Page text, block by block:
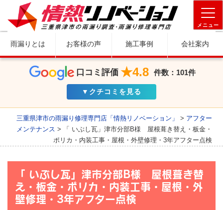
メニュー
雨漏りとは お客様の声 施工事例 会社案内
口コミ評価 ★4.8 件数：101件
▼クチコミを見る
三重県津市の雨漏り修理専門店「情熱リノベーション」 > アフター
メンテナンス >
「 いぶし瓦」津市分部B様 屋根葺き替え・板金・
ポリカ・内装工事・屋根・外壁修理・3年アフター点検
「 いぶし瓦」津市分部B様 屋根葺き替
え・板金・ポリカ・内装工事・屋根・外
壁修理・3年アフター点検